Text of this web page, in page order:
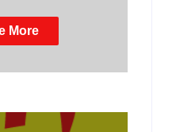
More